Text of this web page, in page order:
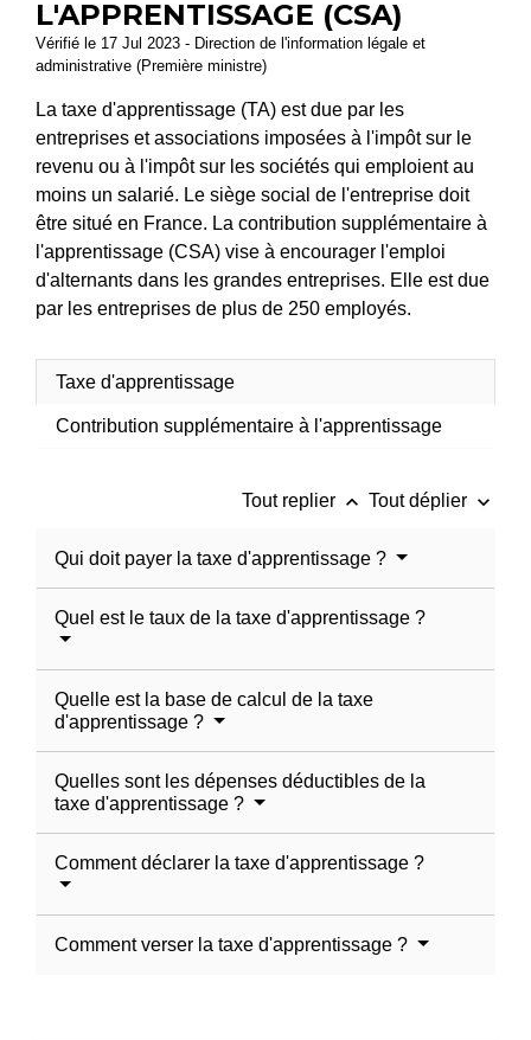
L'APPRENTISSAGE (CSA)
Vérifié le 17 Jul 2023 - Direction de l'information légale et
administrative (Première ministre)
La taxe d'apprentissage (TA) est due par les
entreprises et associations imposées à l'impôt sur le
revenu ou à l'impôt sur les sociétés qui emploient au
moins un salarié. Le siège social de l'entreprise doit
être situé en France. La contribution supplémentaire à
l'apprentissage (CSA) vise à encourager l'emploi
d'alternants dans les grandes entreprises. Elle est due
par les entreprises de plus de 250 employés.
Taxe d'apprentissage
Contribution supplémentaire à l'apprentissage
Tout replier keyboard_arrow_up Tout déplier keyboard_arrow_down
Qui doit payer la taxe d'apprentissage ?
Quel est le taux de la taxe d'apprentissage ?
Quelle est la base de calcul de la taxe
d'apprentissage ?
Quelles sont les dépenses déductibles de la
taxe d'apprentissage ?
Comment déclarer la taxe d'apprentissage ?
Comment verser la taxe d'apprentissage ?